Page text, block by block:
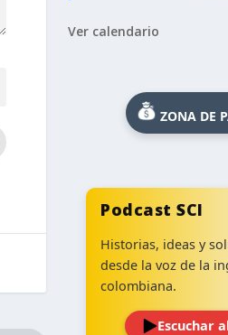
Ver calendario
ZONA DE
Podcast SCI
Historias, ideas y
desde la voz de la
colombiana.
Escuchar